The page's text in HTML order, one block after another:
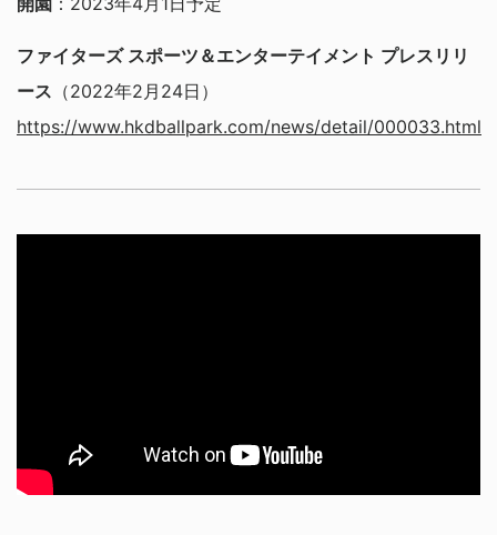
ファイターズ スポーツ＆エンターテイメント プレスリリ
ース （2022年2月24日）
https://www.hkdballpark.com/news/detail/000033.html